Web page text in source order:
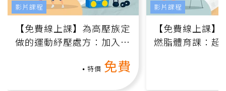
【免費線上課】為高壓族定
做的運動紓壓處方：加入行
特價 免費
影片課程
【免費線上課
燃脂體育課：超
影片課程